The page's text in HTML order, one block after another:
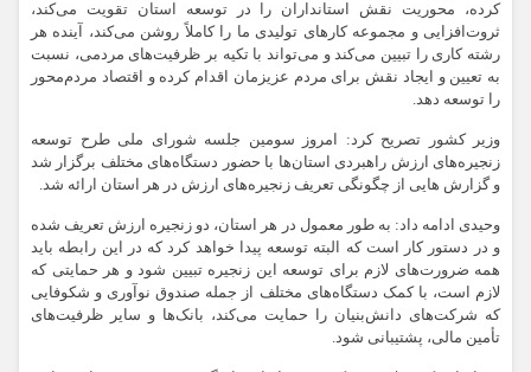
کرده، محوریت نقش استانداران را در توسعه استان تقویت می‌کند،
ثروت‌افزایی و مجموعه کارهای تولیدی ما را کاملاً روشن می‌کند، آینده هر
رشته کاری را تبیین می‌کند و می‌تواند با تکیه بر ظرفیت‌های مردمی، نسبت
به تعیین و ایجاد نقش برای مردم عزیزمان اقدام کرده و اقتصاد مردم‌محور
را توسعه دهد.
وزیر کشور تصریح کرد: امروز سومین جلسه شورای ملی طرح توسعه
زنجیره‌های ارزش راهبردی استان‌ها با حضور دستگاه‌های مختلف برگزار شد
و گزارش هایی از چگونگی تعریف زنجیره‌های ارزش در هر استان ارائه شد.
وحیدی ادامه داد: به طور معمول در هر استان، دو زنجیره ارزش تعریف شده
و در دستور کار است که البته توسعه پیدا خواهد کرد که در این رابطه باید
همه ضرورت‌های لازم برای توسعه این زنجیره تبیین شود و هر حمایتی که
لازم است، با کمک دستگاه‌های مختلف از جمله صندوق نوآوری و شکوفایی
که شرکت‌های دانش‌بنیان را حمایت می‌کند، بانک‌ها و سایر ظرفیت‌های
تأمین مالی، پشتیبانی شود.